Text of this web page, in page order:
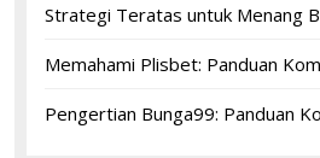
Strategi Teratas untuk Menang
Memahami Plisbet: Panduan
Pengertian Bunga99: Panduan